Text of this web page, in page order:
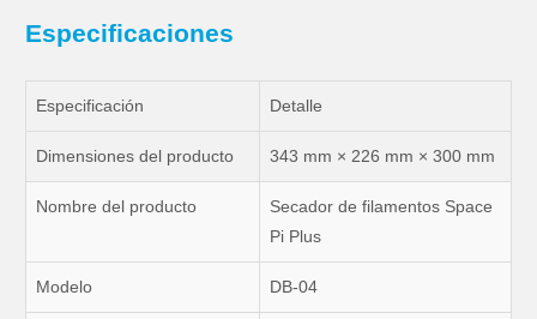
Especificaciones
Especificación Detalle
Dimensiones del producto 343 mm × 226 mm × 300 mm
Nombre del producto
Secador de filamentos Space
Pi Plus
Modelo DB-04